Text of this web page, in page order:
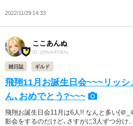
2022/11/29 14:33
ここあんぬ
ID: g58urk45dkhz
雑日誌 ギルド
飛翔11月お誕生日会~~~リッシ
ん、おめでとう?~~~
飛翔お誕生日会11月は6人!! なんと多い(＠
影会をするのだけど、さすがに3人ずつ分け